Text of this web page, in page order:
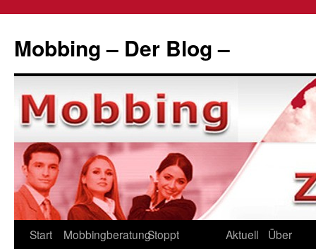
springen
Mobbing – Der Blog –
Start MobbingberatungStoppt
Aktuell
Über